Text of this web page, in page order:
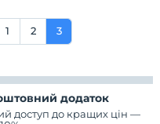
1 2 3
додаток
доступ до кращих цін —